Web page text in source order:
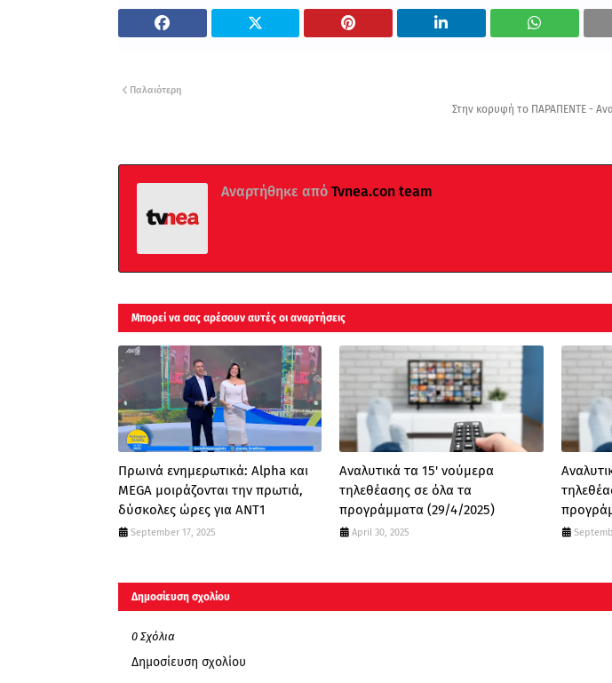
Στην κορυφή το ΠΑΡΑΠΕΝΤΕ -
Παλαιότερη
Αναρτήθηκε από Tvnea.con team
Μπορεί να σας αρέσουν αυτές οι αναρτήσεις
Πρωινά ενημερωτικά: Alpha και
MEGA μοιράζονται την πρωτιά,
δύσκολες ώρες για ΑΝΤ1
September 17, 2025
Αναλυτικά τα 15' νούμερα
τηλεθέασης σε όλα τα
προγράμματα (29/4/2025)
April 30, 2025
Δημοσίευση σχολίου
0 Σχόλια
Δημοσίευση σχολίου